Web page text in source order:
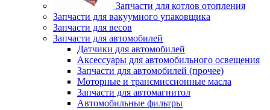
Запчасти для котлов отопления
Запчасти для вакуумного упаковщика
Запчасти для весов
Запчасти для автомобилей
Датчики для автомобилей
Аксессуары для автомобильного освещения
Запчасти для автомобилей (прочее)
Моторные и трансмиссионные масла
Запчасти для автомагнитол
Автомобильные фильтры